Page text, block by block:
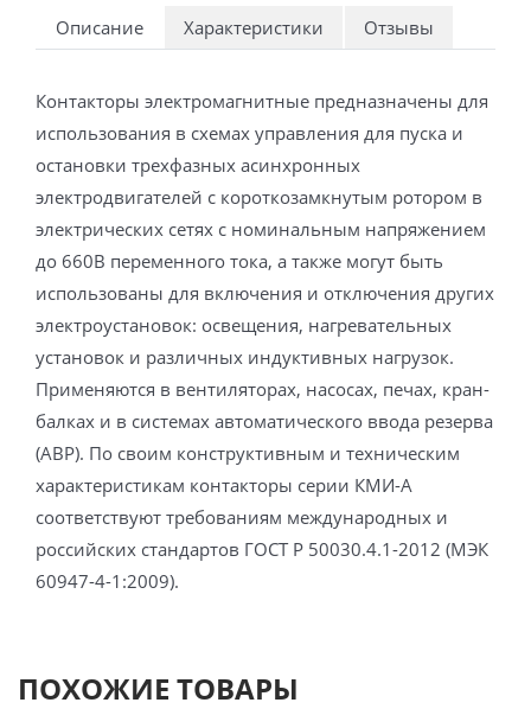
Описание Характеристики Отзывы
Контакторы электромагнитные предназначены для
использования в схемах управления для пуска и
остановки трехфазных асинхронных
электродвигателей с короткозамкнутым ротором в
электрических сетях с номинальным напряжением
до 660В переменного тока, а также могут быть
использованы для включения и отключения других
электроустановок: освещения, нагревательных
установок и различных индуктивных нагрузок.
Применяются в вентиляторах, насосах, печах, кран-
балках и в системах автоматического ввода резерва
(АВР). По своим конструктивным и техническим
характеристикам контакторы серии КМИ-А
соответствуют требованиям международных и
российских стандартов ГОСТ Р 50030.4.1-2012 (МЭК
60947-4-1:2009).
ПОХОЖИЕ ТОВАРЫ